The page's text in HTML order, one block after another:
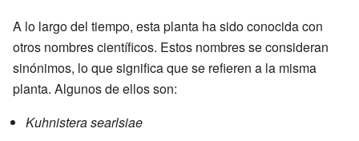
A lo largo del tiempo, esta planta ha sido conocida con
otros nombres científicos. Estos nombres se consideran
sinónimos, lo que significa que se refieren a la misma
planta. Algunos de ellos son:
Kuhnistera searlsiae